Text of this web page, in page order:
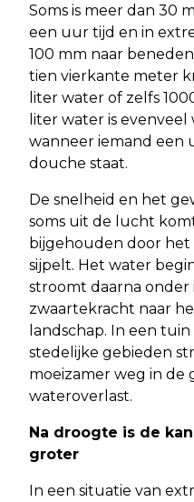
Soms is meer dan 30
een uur tijd en in
100 mm naar
tien vierkante meter
liter water of zelfs
liter water is
wanneer iemand een
douche staat.
De snelheid en het
soms uit de lucht
bijgehouden door
sijpelt. Het water
stroomt daarna onder
zwaartekracht naar
landschap. In een
stedelijke gebieden
moeizamer weg in
wateroverlast.
Na droogte is de
groter
In een situatie van